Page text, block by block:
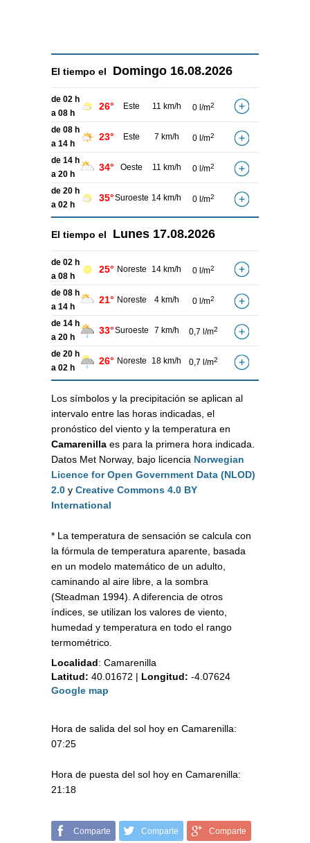
El tiempo el Domingo 16.08.2026
de 02 h
a 08 h
26° Este 11 km/h 0 l/m2
de 08 h
a 14 h
23° Este 7 km/h 0 l/m2
de 14 h
a 20 h
34° Oeste 11 km/h 0 l/m2
de 20 h
a 02 h
35°Suroeste 14 km/h 0 l/m2
El tiempo el Lunes 17.08.2026
de 02 h
a 08 h
25° Noreste 14 km/h 0 l/m2
de 08 h
a 14 h
21° Noreste 4 km/h 0 l/m2
de 14 h
a 20 h
33°Suroeste 7 km/h 0,7 l/m2
de 20 h
a 02 h
26° Noreste 18 km/h 0,7 l/m2
Los símbolos y la precipitación se aplican al
intervalo entre las horas indicadas, el
pronóstico del viento y la temperatura en
Camarenilla es para la primera hora indicada.
Datos Met Norway, bajo licencia Norwegian
Licence for Open Government Data (NLOD)
2.0 y Creative Commons 4.0 BY
International
* La temperatura de sensación se calcula con
la fórmula de temperatura aparente, basada
en un modelo matemático de un adulto,
caminando al aire libre, a la sombra
(Steadman 1994). A diferencia de otros
índices, se utilizan los valores de viento,
humedad y temperatura en todo el rango
termométrico.
Localidad: Camarenilla
Latitud: 40.01672 | Longitud: -4.07624
Google map
Hora de salida del sol hoy en Camarenilla:
07:25
Hora de puesta del sol hoy en Camarenilla:
21:18
Comparte Comparte Comparte